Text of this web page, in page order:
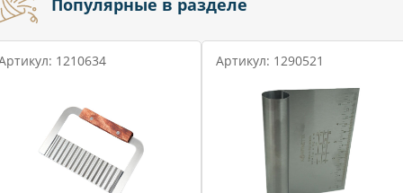
Популярные в разделе
1210634 Артикул: 1290521